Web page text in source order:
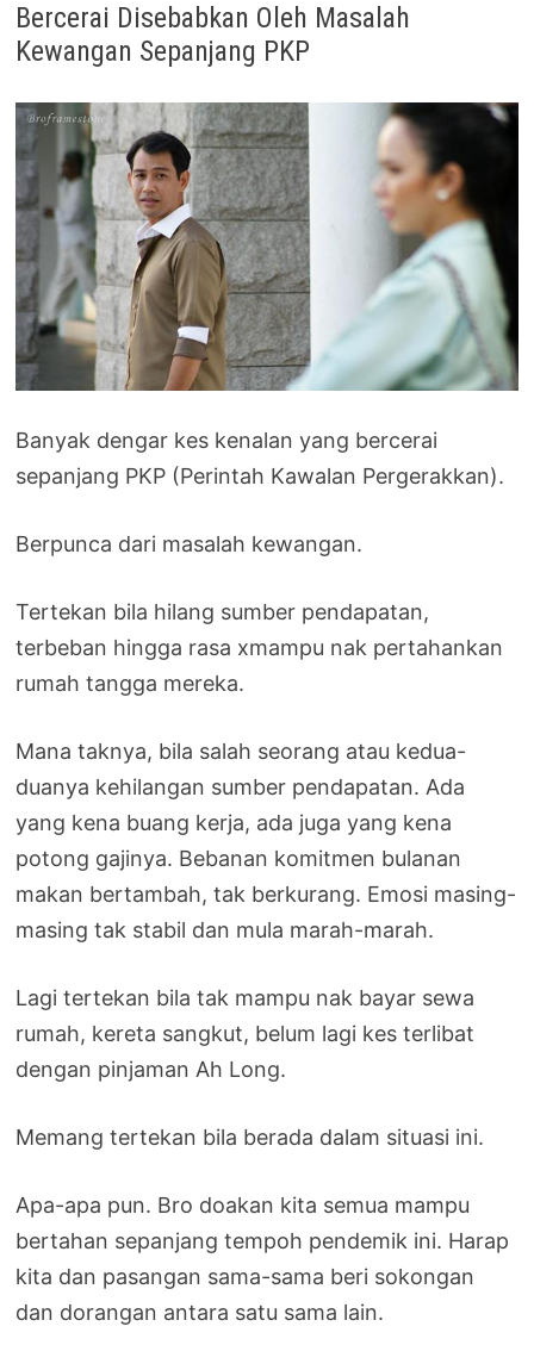
Bercerai Disebabkan Oleh Masalah
Kewangan Sepanjang PKP
Banyak dengar kes kenalan yang bercerai
sepanjang PKP (Perintah Kawalan Pergerakkan).
Berpunca dari masalah kewangan.
Tertekan bila hilang sumber pendapatan,
terbeban hingga rasa xmampu nak pertahankan
rumah tangga mereka.
Mana taknya, bila salah seorang atau kedua-
duanya kehilangan sumber pendapatan. Ada
yang kena buang kerja, ada juga yang kena
potong gajinya. Bebanan komitmen bulanan
makan bertambah, tak berkurang. Emosi masing-
masing tak stabil dan mula marah-marah.
Lagi tertekan bila tak mampu nak bayar sewa
rumah, kereta sangkut, belum lagi kes terlibat
dengan pinjaman Ah Long.
Memang tertekan bila berada dalam situasi ini.
Apa-apa pun. Bro doakan kita semua mampu
bertahan sepanjang tempoh pendemik ini. Harap
kita dan pasangan sama-sama beri sokongan
dan dorangan antara satu sama lain.